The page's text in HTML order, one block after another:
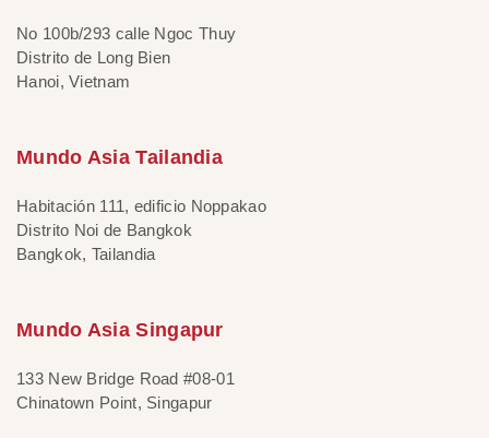
No 100b/293 calle Ngoc Thuy
Distrito de Long Bien
Hanoi, Vietnam
Mundo Asia Tailandia
Habitación 111, edificio Noppakao
Distrito Noi de Bangkok
Bangkok, Tailandia
Mundo Asia Singapur
133 New Bridge Road #08-01
Chinatown Point, Singapur